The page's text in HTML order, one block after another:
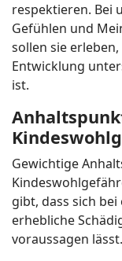
respektieren. Bei
Gefühlen und
sollen sie
Entwicklung
ist.
Gewichtige
gibt, dass sich
erhebliche
voraussagen